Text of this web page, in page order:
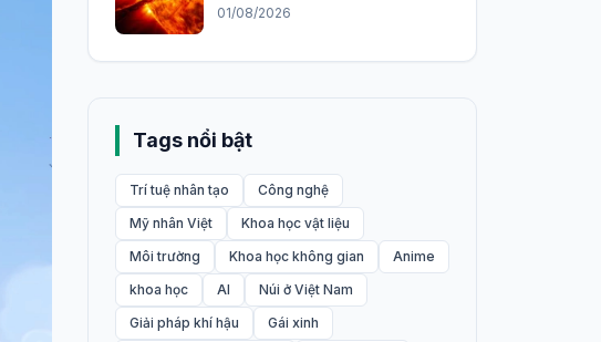
phòng chống
01/08/2026
Tags nổi bật
Trí tuệ nhân tạo
Công nghệ
Mỹ nhân Việt
Khoa học vật liệu
Môi trường
Khoa học không gian
Anime
khoa học
AI
Núi ở Việt Nam
Giải pháp khí hậu
Gái xinh